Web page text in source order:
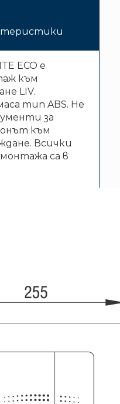
ECO е
към
LIV.
тип ABS. Не
за
към
Всички
са в